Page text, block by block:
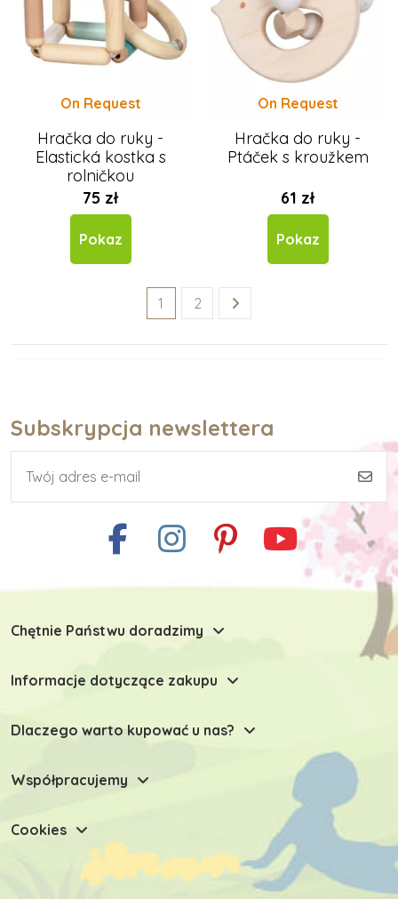
On Request
Hračka do ruky -
Elastická kostka s
rolničkou
75 zł
Pokaz
On Request
Hračka do ruky -
Ptáček s kroužkem
61 zł
Pokaz
1 2
Subskrypcja newslettera
Chętnie Państwu doradzimy
Informacje dotyczące zakupu
Dlaczego warto kupować u nas?
Współpracujemy
Cookies